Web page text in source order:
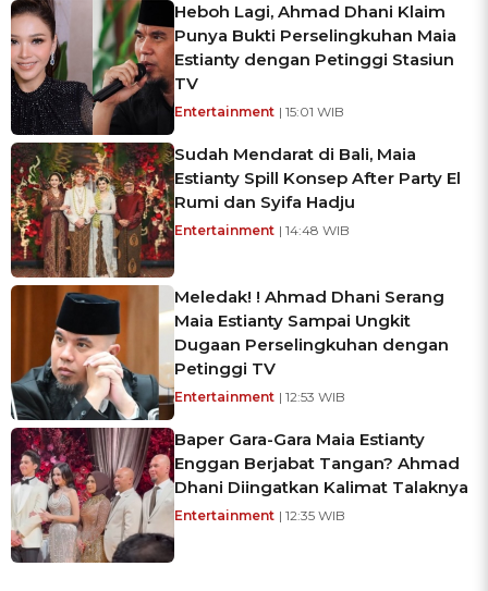
Heboh Lagi, Ahmad Dhani Klaim
Punya Bukti Perselingkuhan Maia
Estianty dengan Petinggi Stasiun
TV
Entertainment | 15:01 WIB
Sudah Mendarat di Bali, Maia
Estianty Spill Konsep After Party El
Rumi dan Syifa Hadju
Entertainment | 14:48 WIB
Meledak! ! Ahmad Dhani Serang
Maia Estianty Sampai Ungkit
Dugaan Perselingkuhan dengan
Petinggi TV
Entertainment | 12:53 WIB
Baper Gara-Gara Maia Estianty
Enggan Berjabat Tangan? Ahmad
Dhani Diingatkan Kalimat Talaknya
Entertainment | 12:35 WIB